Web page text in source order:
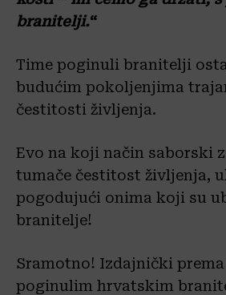
branitelji.“
Time poginuli branitelji
budućim pokoljenjima
čestitosti življenja.
Evo na koji način saborski
tumače čestitost življenja,
pogodujući onima koji su
branitelje!
Sramotno! Izdajnički
poginulim hrvatskim